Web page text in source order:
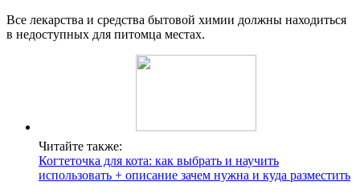
Все лекарства и средства бытовой химии должны находиться
в недоступных для питомца местах.
Читайте также:
Когтеточка для кота: как выбрать и научить
использовать + описание зачем нужна и куда разместить